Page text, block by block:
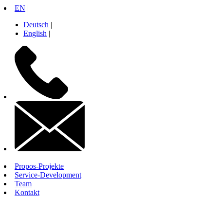
Zum
springen
EN |
Deutsch |
English |
+49
30
26
10
contactinfo
Propos-Projekte
Service-Development
Team
Kontakt